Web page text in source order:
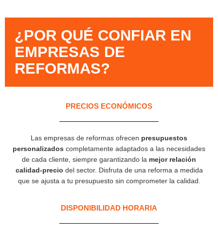
¿POR QUÉ CONFIAR EN
EMPRESAS DE
REFORMAS?​
PRECIOS ECONÓMICOS
Las empresas de reformas ofrecen presupuestos
personalizados completamente adaptados a las necesidades
de cada cliente, siempre garantizando la mejor relación
calidad-precio del sector. Disfruta de una reforma a medida
que se ajusta a tu presupuesto sin comprometer la calidad.
DISPONIBILIDAD HORARIA